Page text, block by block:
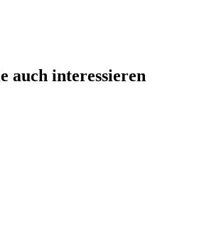
auch interessieren